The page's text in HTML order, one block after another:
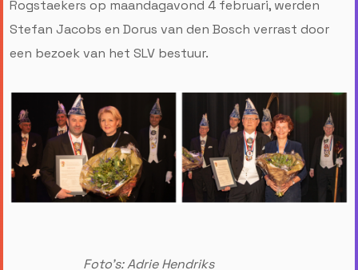
Rogstaekers op maandagavond 4 februari, werden
Stefan Jacobs en Dorus van den Bosch verrast door
een bezoek van het SLV bestuur.
Foto's: Adrie Hendriks